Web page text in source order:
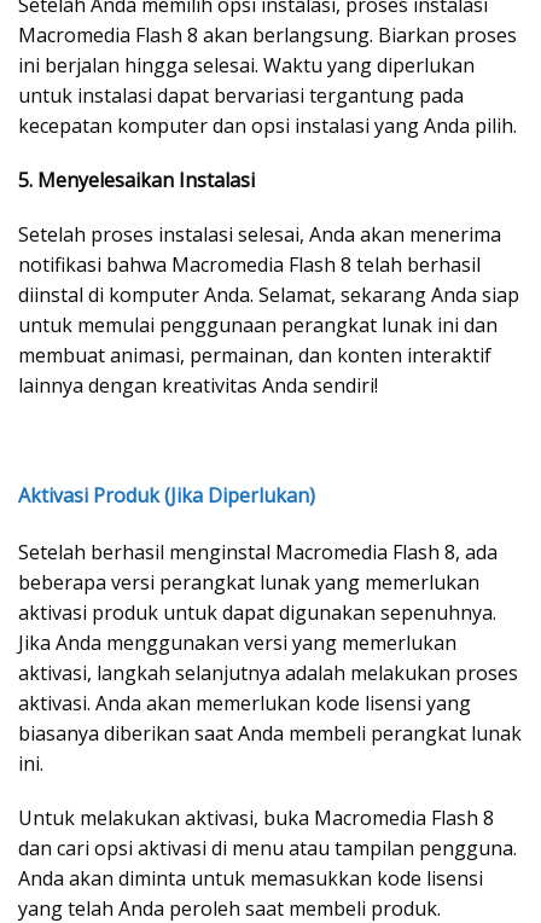
Macromedia Flash 8 akan berlangsung. Biarkan proses
ini berjalan hingga selesai. Waktu yang diperlukan
untuk instalasi dapat bervariasi tergantung pada
kecepatan komputer dan opsi instalasi yang Anda pilih.
5. Menyelesaikan Instalasi
Setelah proses instalasi selesai, Anda akan menerima
notifikasi bahwa Macromedia Flash 8 telah berhasil
diinstal di komputer Anda. Selamat, sekarang Anda siap
untuk memulai penggunaan perangkat lunak ini dan
membuat animasi, permainan, dan konten interaktif
lainnya dengan kreativitas Anda sendiri!
Aktivasi Produk (Jika Diperlukan)
Setelah berhasil menginstal Macromedia Flash 8, ada
beberapa versi perangkat lunak yang memerlukan
aktivasi produk untuk dapat digunakan sepenuhnya.
Jika Anda menggunakan versi yang memerlukan
aktivasi, langkah selanjutnya adalah melakukan proses
aktivasi. Anda akan memerlukan kode lisensi yang
biasanya diberikan saat Anda membeli perangkat lunak
ini.
Untuk melakukan aktivasi, buka Macromedia Flash 8
dan cari opsi aktivasi di menu atau tampilan pengguna.
Anda akan diminta untuk memasukkan kode lisensi
yang telah Anda peroleh saat membeli produk.